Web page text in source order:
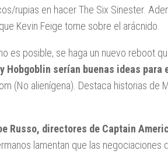
rupias en hacer The Six Sinester.
Kevin Feige tome sobre el arácnido.
es posible, se haga un nuevo reboot
Hobgoblin serían buenas ideas para
(No alienígena). Destaca historias de
Russo, directores de Captain
lamentan que las negociaciones